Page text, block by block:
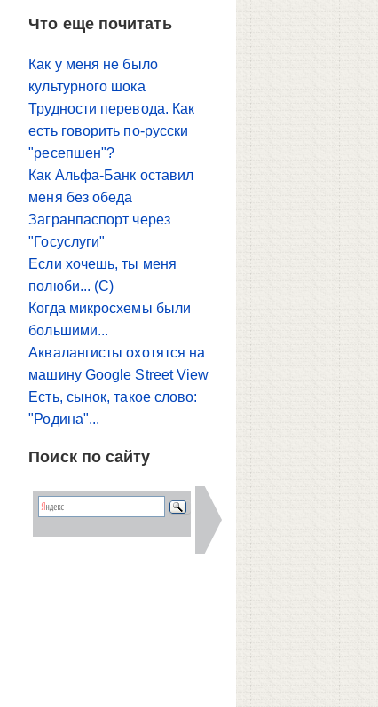
Что еще почитать
Как у меня не было
культурного шока
Трудности перевода. Как
есть говорить по-русски
"ресепшен"?
Как Альфа-Банк оставил
меня без обеда
Загранпаспорт через
"Госуслуги"
Если хочешь, ты меня
полюби... (С)
Когда микросхемы были
большими...
Аквалангисты охотятся на
машину Google Street View
Есть, сынок, такое слово:
"Родина"...
Поиск по сайту